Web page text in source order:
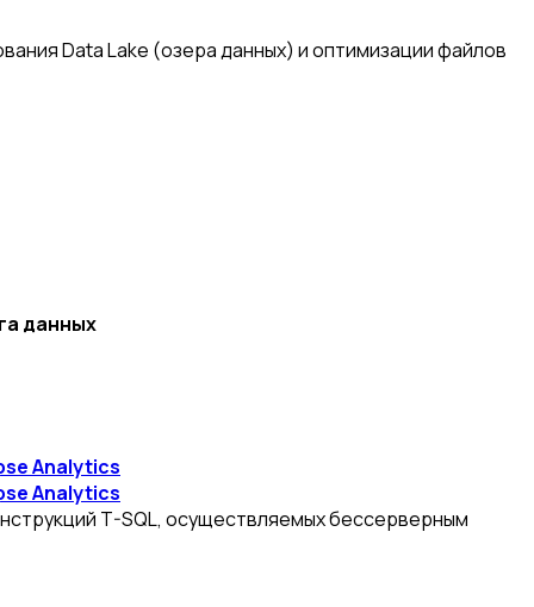
Data Lake (озера данных) и оптимизации файлов
данных
Analytics
Analytics
T-SQL, осуществляемых бессерверным